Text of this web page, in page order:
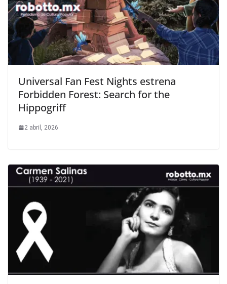
Universal Fan Fest Nights estrena
Forbidden Forest: Search for the
Hippogriff
2 abril, 2026